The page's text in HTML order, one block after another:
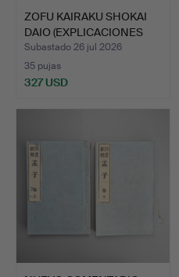
ZOFU KAIRAKU SHOKAI
DAIO (EXPLICACIONES
DE…
Subastado 26 jul 2026
35 pujas
327 USD